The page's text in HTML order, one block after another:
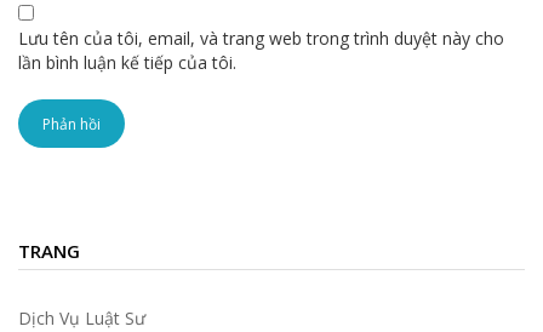
Lưu tên của tôi, email, và trang web trong trình duyệt này cho
lần bình luận kế tiếp của tôi.
TRANG
Dịch Vụ Luật Sư